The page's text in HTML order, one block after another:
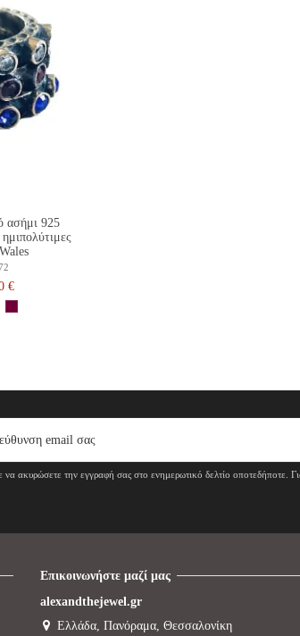
ασήμι 925
€
να ακυρώσετε την εγγραφή σας στο ενημερωτικό δελτίο οποτεδήποτε.
Επικοινωνήστε μαζί μας
alexandthejewel.gr
Ελλάδα, Πανόραμα, Θεσσαλονίκη